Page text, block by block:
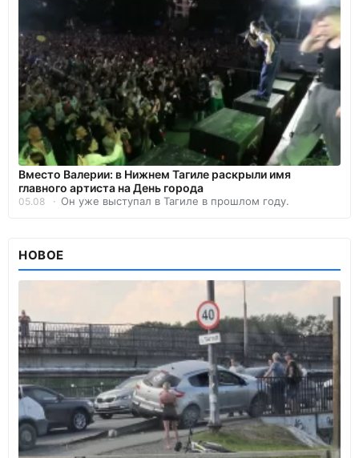
Вместо Валерии: в Нижнем Тагиле раскрыли имя
главного артиста на День города
05.08 Он уже выступал в Тагиле в прошлом году.
НОВОЕ